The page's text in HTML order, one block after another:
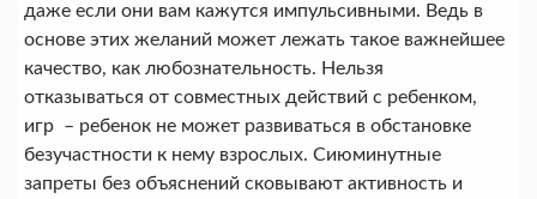
даже если они вам кажутся импульсивными. Ведь в
основе этих желаний может лежать такое важнейшее
качество, как лю­бознательность. Нельзя
отказываться от совмест­ных действий с ребенком,
игр – ребенок не может развивать­ся в обстановке
безучастности к нему взрослых. Сиюминутные
запреты без объяс­нений сковывают активность и